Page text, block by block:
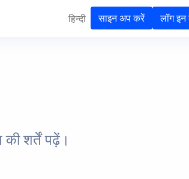
हिन्दी साइन अप करें लॉग
शर्तें पढ़ें।